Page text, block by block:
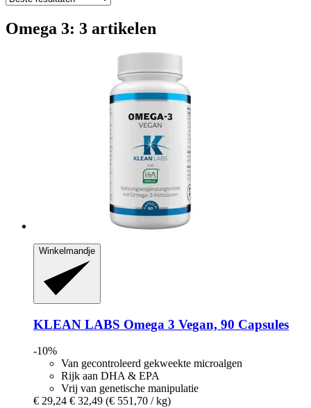
Omega 3: 3 artikelen
Winkelmandje
KLEAN LABS Omega 3 Vegan, 90 Capsules
-10%
Van gecontroleerd gekweekte microalgen
Rijk aan DHA & EPA
Vrij van genetische manipulatie
€ 29,24 € 32,49 (€ 551,70 / kg)